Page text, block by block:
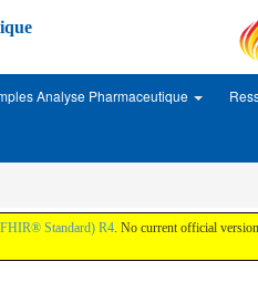
Analyse Pharmaceutique
Standard) R4. No current official